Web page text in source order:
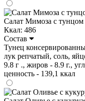
Салат Мимоза с тунцом
Ккал: 486
Состав
Тунец
лук репчатый, соль,
9.8 г ., жиров - 8.9 г.,
ценность - 139,1 ккал